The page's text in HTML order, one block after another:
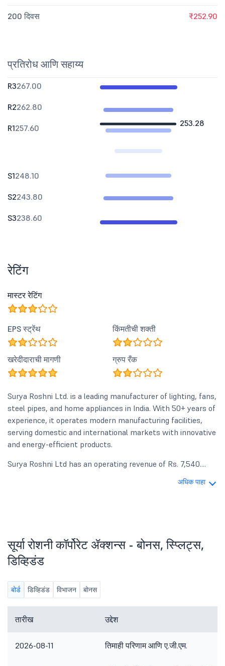
200 दिवस ₹252.90
प्रतिरोध आणि सहाय्य
253.28
R3267.00
R2262.80
R1257.60
S1248.10
S2243.80
S3238.60
रेटिंग
मास्टर रेटिंग
EPS स्ट्रेंथ किंमतीची शक्ती
खरेदीदाराची मागणी ग्रुप रँक
Surya Roshni Ltd. is a leading manufacturer of lighting, fans,
steel pipes, and home appliances in India. With 50+ years of
experience, it operates modern manufacturing facilities,
serving domestic and international markets with innovative
and energy-efficient products.
Surya Roshni Ltd has an operating revenue of Rs. 7,540....
अधिक पाहा
सूर्या रोशनी कॉर्पोरेट ॲक्शन्स - बोनस, स्प्लिट्स,
डिव्हिडंड
बोर्ड डिव्हिडंड विभाजन बोनस
तारीख उद्देश
2026-08-11 तिमाही परिणाम आणि ए.जी.एम.